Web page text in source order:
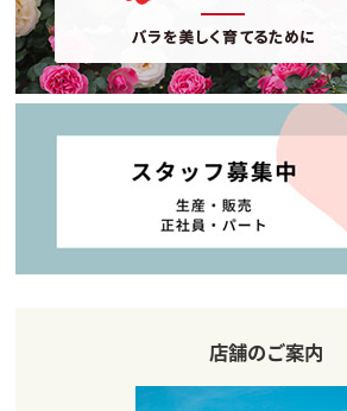
店舗のご案内